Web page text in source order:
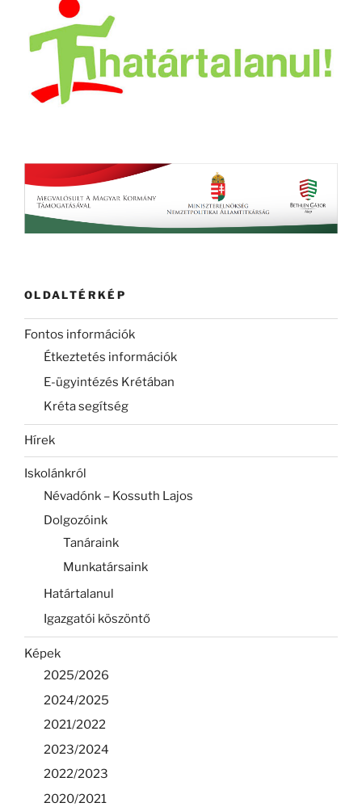
OLDALTÉRKÉP
Fontos információk
Étkeztetés információk
E-ügyintézés Krétában
Kréta segítség
Hírek
Iskolánkról
Névadónk – Kossuth Lajos
Dolgozóink
Tanáraink
Munkatársaink
Határtalanul
Igazgatói köszöntő
Képek
2025/2026
2024/2025
2021/2022
2023/2024
2022/2023
2020/2021